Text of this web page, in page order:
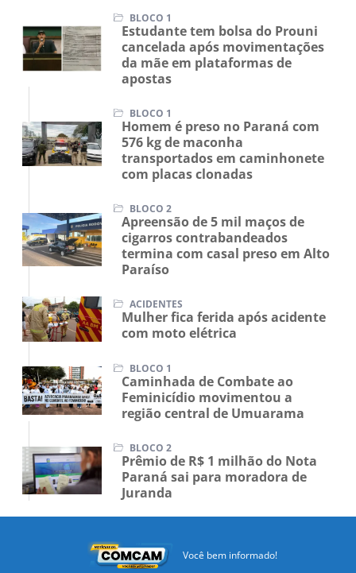
BLOCO 1
Estudante tem bolsa do Prouni
cancelada após movimentações
da mãe em plataformas de
apostas
BLOCO 1
Homem é preso no Paraná com
576 kg de maconha
transportados em caminhonete
com placas clonadas
BLOCO 2
Apreensão de 5 mil maços de
cigarros contrabandeados
termina com casal preso em Alto
Paraíso
ACIDENTES
Mulher fica ferida após acidente
com moto elétrica
BLOCO 1
Caminhada de Combate ao
Feminicídio movimentou a
região central de Umuarama
BLOCO 2
Prêmio de R$ 1 milhão do Nota
Paraná sai para moradora de
Juranda
Você bem informado!